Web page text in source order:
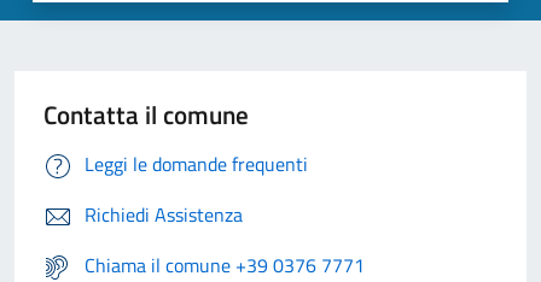
Contatta il comune
Leggi le domande frequenti
Richiedi Assistenza
Chiama il comune +39 0376 7771